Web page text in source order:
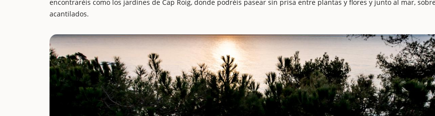
encontraréis como los jardines de Cap Roig, donde podréis pasear sin prisa entre plantas y flores y junto al mar,
acantilados.